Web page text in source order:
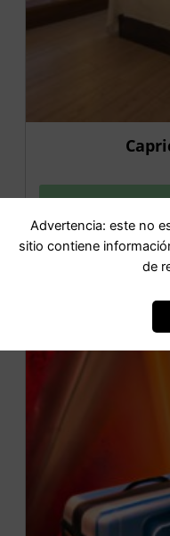
Advertencia: este no
sitio contiene
de